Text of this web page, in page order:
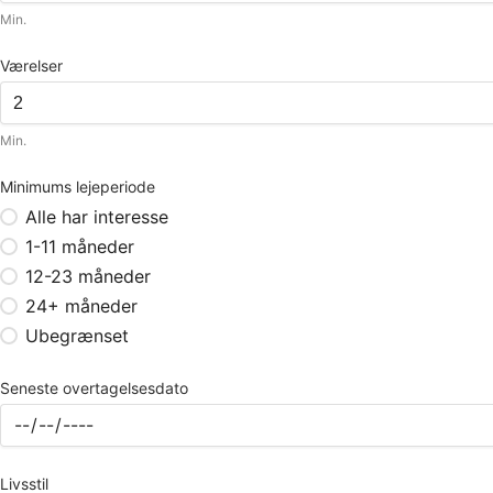
Min.
Værelser
Min.
Minimums lejeperiode
Alle har interesse
1-11 måneder
12-23 måneder
24+ måneder
Ubegrænset
Seneste overtagelsesdato
Livsstil